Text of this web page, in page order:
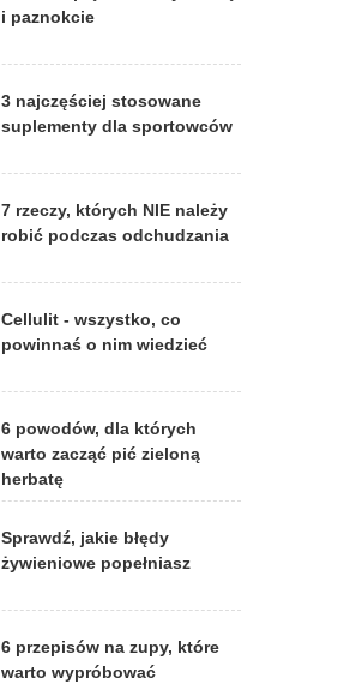
i paznokcie
3 najczęściej stosowane
suplementy dla sportowców
7 rzeczy, których NIE należy
robić podczas odchudzania
Cellulit - wszystko, co
powinnaś o nim wiedzieć
6 powodów, dla których
warto zacząć pić zieloną
herbatę
Sprawdź, jakie błędy
żywieniowe popełniasz
6 przepisów na zupy, które
warto wypróbować